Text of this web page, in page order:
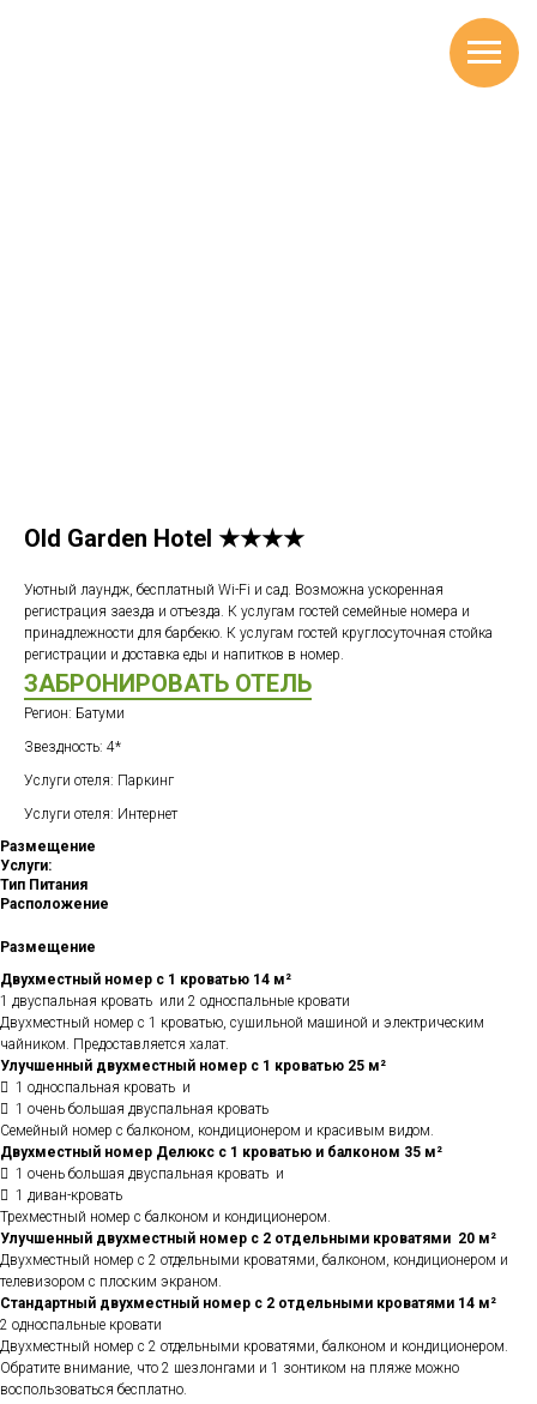
Old Garden Hotel ★★★★
Уютный лаундж, бесплатный Wi-Fi и сад. Возможна ускоренная
регистрация заезда и отъезда. К услугам гостей семейные номера и
принадлежности для барбекю. К услугам гостей круглосуточная стойка
регистрации и доставка еды и напитков в номер.
ЗАБРОНИРОВАТЬ ОТЕЛЬ
Регион: Батуми
Звездность: 4*
Услуги отеля: Паркинг
Услуги отеля: Интернет
Размещение
Услуги:
Тип Питания
Расположение
Размещение
Двухместный номер с 1 кроватью 14 м²
1 двуспальная кровать или 2 односпальные кровати
Двухместный номер с 1 кроватью, сушильной машиной и электрическим
чайником. Предоставляется халат.
Улучшенный двухместный номер с 1 кроватью 25 м²
 1 односпальная кровать и
 1 очень большая двуспальная кровать
Семейный номер с балконом, кондиционером и красивым видом.
Двухместный номер Делюкс с 1 кроватью и балконом 35 м²
 1 очень большая двуспальная кровать и
 1 диван-кровать
Трехместный номер с балконом и кондиционером.
Улучшенный двухместный номер с 2 отдельными кроватями 20 м²
Двухместный номер с 2 отдельными кроватями, балконом, кондиционером и
телевизором с плоским экраном.
Стандартный двухместный номер с 2 отдельными кроватями 14 м²
2 односпальные кровати
Двухместный номер с 2 отдельными кроватями, балконом и кондиционером.
Обратите внимание, что 2 шезлонгами и 1 зонтиком на пляже можно
воспользоваться бесплатно.